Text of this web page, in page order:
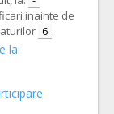
inainte de
6 .
la: